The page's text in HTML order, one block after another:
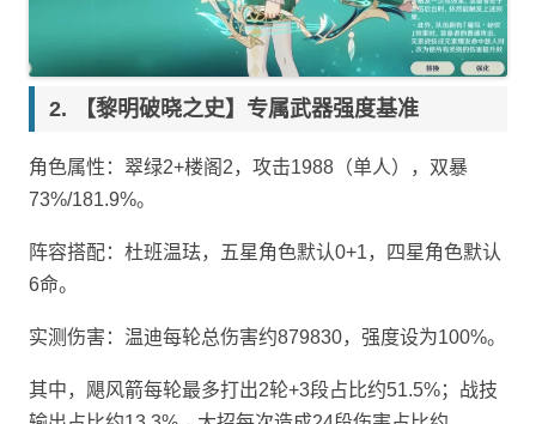
【黎明破晓之史】专属武器强度基准
角色属性：翠绿2+楼阁2，攻击1988（单人），双暴
73%/181.9%。
阵容搭配：杜班温珐，五星角色默认0+1，四星角色默认
6命。
实测伤害：温迪每轮总伤害约879830，强度设为100%。
其中，飓风箭每轮最多打出2轮+3段占比约51.5%；战技